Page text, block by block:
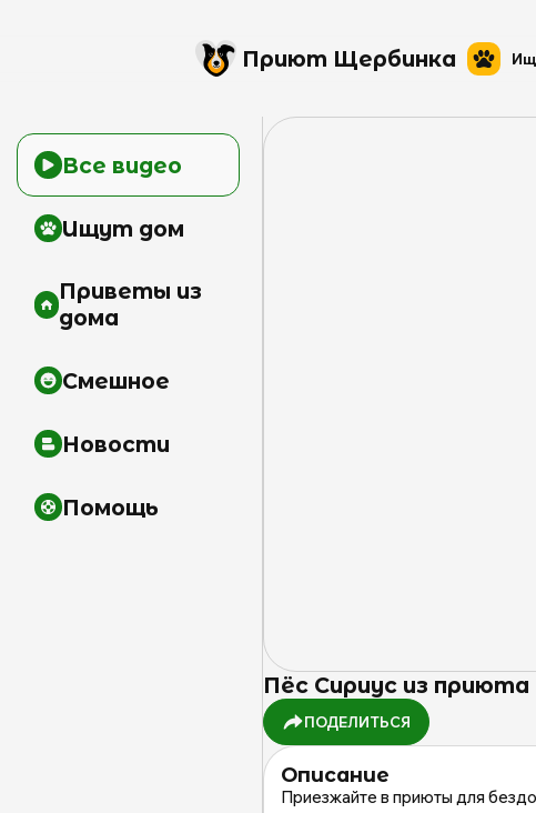
Приют Щербинка
Все видео
Ищут дом
Приветы из
дома
Смешное
Новости
Помощь
Пёс Сириус из
ПОДЕЛИТЬСЯ
Описание
Приезжайте в приюты для